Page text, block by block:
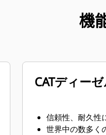
機
CATディー
信頼性、耐久性
世界中の数多く